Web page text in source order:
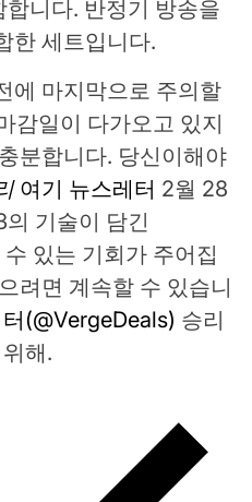
니다. 반정기 방송을
한 세트입니다.
에 마지막으로 주의할
감일이 다가오고 있지
분합니다. 당신이해야
여기 뉴스레터 2월 28
기술이 담긴
있는 기회가 주어집
려면 계속할 수 있습니
(@VergeDeals) 승리
해.